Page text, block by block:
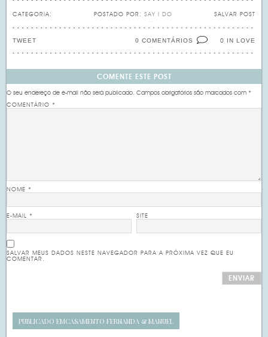
CATEGORIA: SALVAR POST
POSTADO POR: SAY I DO
0 IN LOVE
0 COMENTÁRIOS
TWEET
COMENTE ESTE POST
O seu endereço de e-mail não será publicado. Campos obrigatórios são marcados com*
COMENTÁRIO*
NOME*
E-MAIL* SITE
SALVAR MEUS DADOS NESTE NAVEGADOR PARA A PRÓXIMA VEZ QUE EU
COMENTAR.
PUBLICADO EMCASAMENTO FERNANDA & MANUEL